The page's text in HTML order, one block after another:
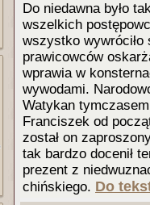
Do niedawna było
wszelkich
wszystko
prawicowców
wprawia w
wywodami.
Watykan
Franciszek od
został on
tak bardzo docenił
prezent z
chińskiego. Do